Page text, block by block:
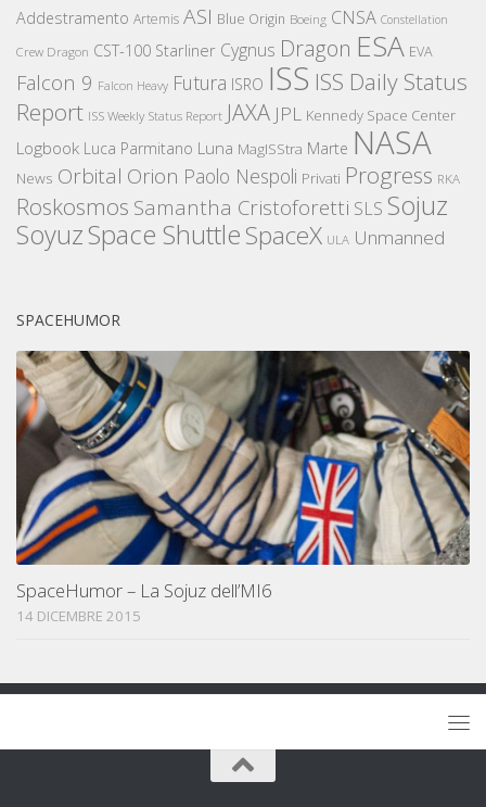
Addestramento Artemis ASI Blue Origin Boeing CNSA Constellation
Crew Dragon CST-100 Starliner Cygnus Dragon ESA EVA
Falcon 9 Falcon Heavy Futura ISRO ISS ISS Daily Status
Report ISS Weekly Status Report JAXA JPL Kennedy Space Center
Logbook Luca Parmitano Luna MagISStra Marte NASA
News Orbital Orion Paolo Nespoli Privati Progress RKA
Roskosmos Samantha Cristoforetti SLS Sojuz
SoyuzSpace ShuttleSpaceX ULA Unmanned
SPACEHUMOR
SpaceHumor – La Sojuz dell’MI6
14 DICEMBRE 2015